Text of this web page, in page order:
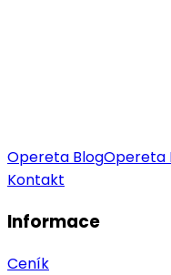
Opereta BlogOpereta
Kontakt
Informace
Ceník